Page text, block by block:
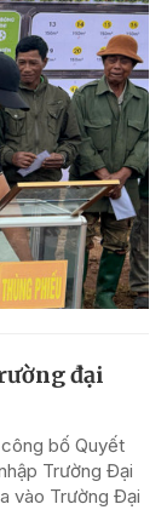
đại
bố Quyết
Trường Đại
vào Trường Đại